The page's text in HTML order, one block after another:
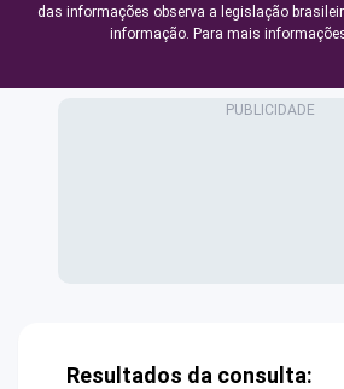
das informações observa a legislação
informação. Para mais
Resultados da consulta: